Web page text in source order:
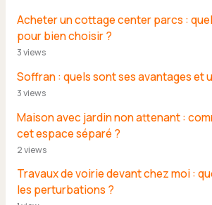
Acheter un cottage center parcs :
pour bien choisir ?
3 views
Soffran : quels sont ses avantages et
3 views
Maison avec jardin non attenant :
cet espace séparé ?
2 views
Travaux de voirie devant chez moi :
les perturbations ?